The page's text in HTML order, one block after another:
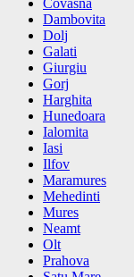
Covasna
Dambovita
Dolj
Galati
Giurgiu
Gorj
Harghita
Hunedoara
Ialomita
Iasi
Ilfov
Maramures
Mehedinti
Mures
Neamt
Olt
Prahova